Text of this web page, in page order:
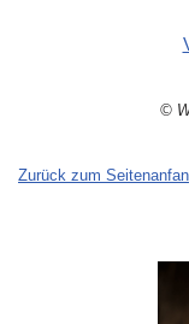
©
Zurück zum